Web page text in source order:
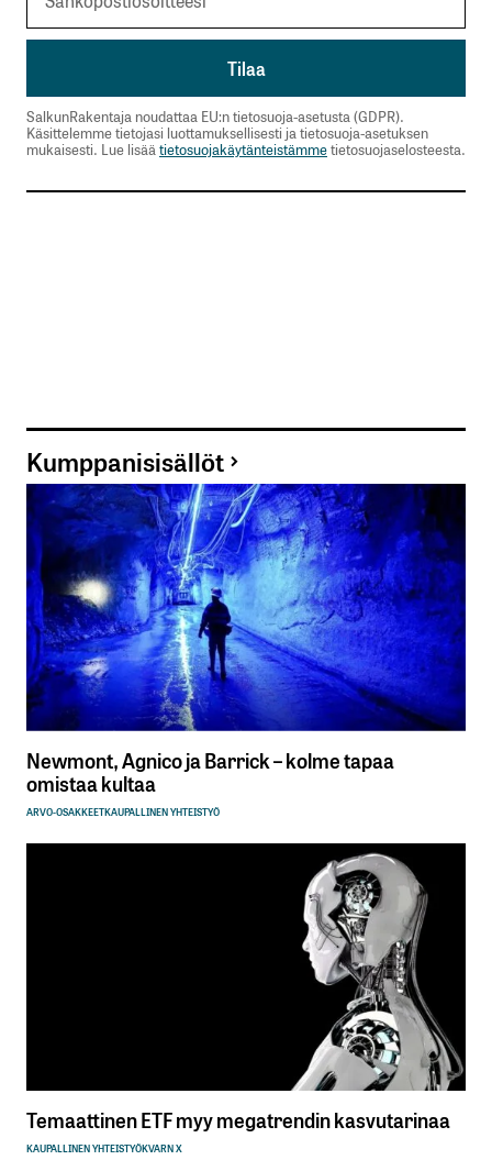
SalkunRakentaja noudattaa EU:n tietosuoja-asetusta (GDPR).
Käsittelemme tietojasi luottamuksellisesti ja tietosuoja-asetuksen
mukaisesti. Lue lisää tietosuojakäytänteistämmetietosuojaselosteesta.
Kumppanisisällöt
Newmont, Agnico ja Barrick – kolme tapaa
omistaa kultaa
ARVO-OSAKKEETKAUPALLINEN YHTEISTYÖ
Temaattinen ETF myy megatrendin kasvutarinaa
KAUPALLINEN YHTEISTYÖKVARN X